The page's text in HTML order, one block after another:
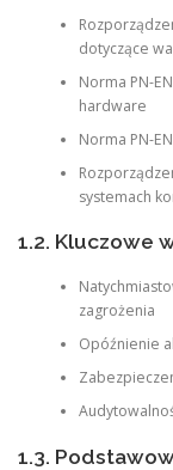
dotyczące
Norma PN-
hardware
Norma PN-
systemach
1.2. Kluczowe
zagrożenia
Opóźnienie
1.3.